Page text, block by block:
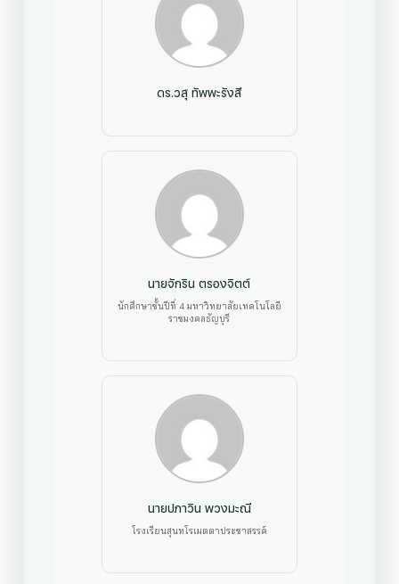
ดร.วสุ ทัพพะรังสี
นายจักริน ตรองจิตต์
นักศึกษาชั้นปีที่ 4 มหาวิทยาลัยเทคโนโลยี
ราชมงคลธัญบุรี
นายปภาวิน พวงมะณี
โรงเรียนสุนทโรเมตตาประชาสรรค์